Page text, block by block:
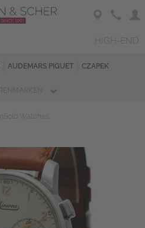
AUDEMARS PIGUET CZAPEK